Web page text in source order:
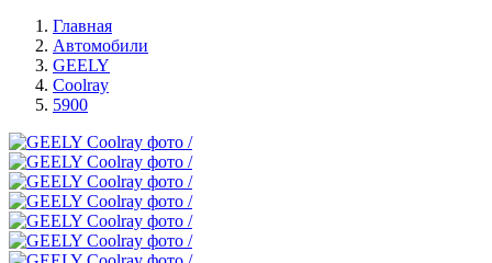
Главная
Автомобили
GEELY
Coolray
5900